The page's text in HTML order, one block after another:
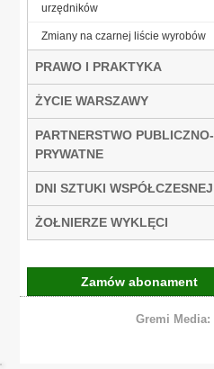
urzędników
Zmiany na czarnej liście wyrobów
PRAWO I PRAKTYKA
ŻYCIE WARSZAWY
PARTNERSTWO PUBLICZNO-
PRYWATNE
DNI SZTUKI WSPÓŁCZESNEJ
ŻOŁNIERZE WYKLĘCI
Zamów abonament
Gremi Media: